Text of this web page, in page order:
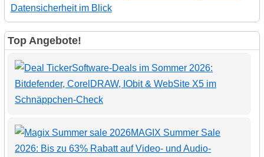
Datensicherheit im Blick
Top Angebote!
Software-Deals im Sommer 2026:
Bitdefender, CorelDRAW, IObit & WebSite X5 im
Schnäppchen-Check
MAGIX Summer Sale
2026: Bis zu 63% Rabatt auf Video- und Audio-